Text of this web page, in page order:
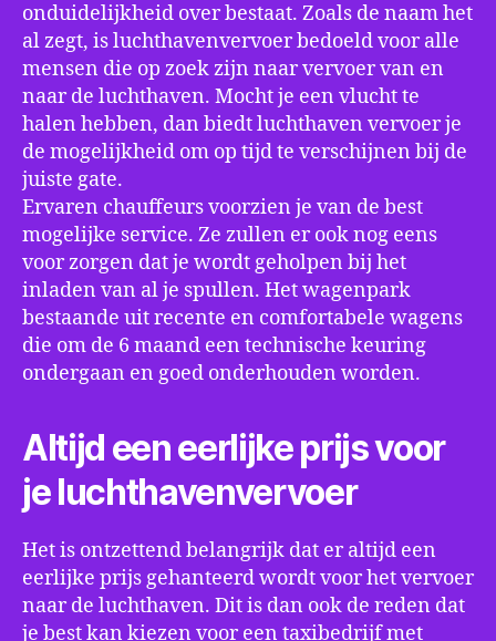
onduidelijkheid over bestaat. Zoals de naam het
al zegt, is luchthavenvervoer bedoeld voor alle
mensen die op zoek zijn naar vervoer van en
naar de luchthaven. Mocht je een vlucht te
halen hebben, dan biedt luchthaven vervoer je
de mogelijkheid om op tijd te verschijnen bij de
juiste gate.
Ervaren chauffeurs voorzien je van de best
mogelijke service. Ze zullen er ook nog eens
voor zorgen dat je wordt geholpen bij het
inladen van al je spullen. Het wagenpark
bestaande uit recente en comfortabele wagens
die om de 6 maand een technische keuring
ondergaan en goed onderhouden worden.
Altijd een eerlijke prijs voor
je luchthavenvervoer
Het is ontzettend belangrijk dat er altijd een
eerlijke prijs gehanteerd wordt voor het vervoer
naar de luchthaven. Dit is dan ook de reden dat
je best kan kiezen voor een taxibedrijf met